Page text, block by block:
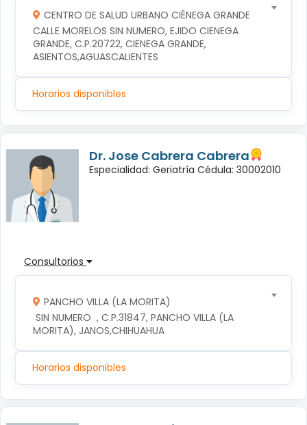
CENTRO DE SALUD URBANO CIÉNEGA GRANDE
CALLE MORELOS SIN NUMERO, EJIDO CIENEGA
GRANDE, C.P.20722, CIENEGA GRANDE,
ASIENTOS,AGUASCALIENTES
Horarios disponibles
Dr. Jose Cabrera Cabrera
Especialidad: Geriatría Cédula: 30002010
Consultorios
PANCHO VILLA (LA MORITA)
MORITA), JANOS,CHIHUAHUA
Horarios disponibles